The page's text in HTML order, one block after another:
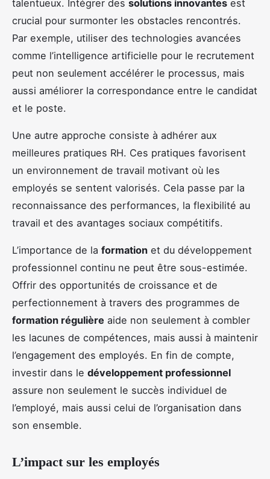
talentueux. Intégrer des solutions innovantes est
crucial pour surmonter les obstacles rencontrés.
Par exemple, utiliser des technologies avancées
comme l’intelligence artificielle pour le recrutement
peut non seulement accélérer le processus, mais
aussi améliorer la correspondance entre le candidat
et le poste.
Une autre approche consiste à adhérer aux
meilleures pratiques RH. Ces pratiques favorisent
un environnement de travail motivant où les
employés se sentent valorisés. Cela passe par la
reconnaissance des performances, la flexibilité au
travail et des avantages sociaux compétitifs.
L’importance de la formation et du développement
professionnel continu ne peut être sous-estimée.
Offrir des opportunités de croissance et de
perfectionnement à travers des programmes de
formation régulière aide non seulement à combler
les lacunes de compétences, mais aussi à maintenir
l’engagement des employés. En fin de compte,
investir dans le développement professionnel
assure non seulement le succès individuel de
l’employé, mais aussi celui de l’organisation dans
son ensemble.
L’impact sur les employés